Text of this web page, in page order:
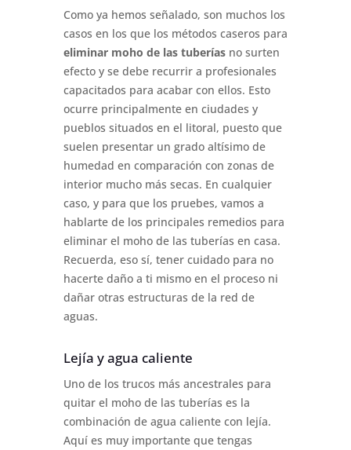
Como ya hemos señalado, son muchos los
casos en los que los métodos caseros para
eliminar moho de las tuberíasno surten
efecto y se debe recurrir a profesionales
capacitados para acabar con ellos. Esto
ocurre principalmente en ciudades y
pueblos situados en el litoral, puesto que
suelen presentar un grado altísimo de
humedad en comparación con zonas de
interior mucho más secas. En cualquier
caso, y para que los pruebes, vamos a
hablarte de los principales remedios para
eliminar el moho de las tuberías en casa.
Recuerda, eso sí, tener cuidado para no
hacerte daño a ti mismo en el proceso ni
dañar otras estructuras de la red de
aguas.
Lejía y agua caliente
Uno de los trucos más ancestrales para
quitar el moho de las tuberías es la
combinación de agua caliente con lejía.
Aquí es muy importante que tengas